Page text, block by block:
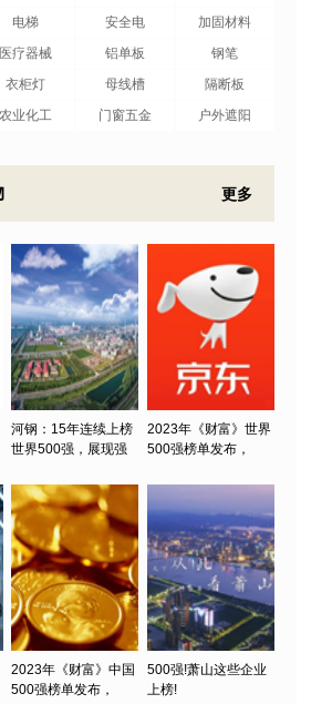
电梯 安全电
加固材料
医疗器械 铝单板
钢笔
衣柜灯 母线槽
隔断板
农业化工 门窗五金 户外遮阳
更多
河钢：15年连续上榜
世界500强，展现强
2023年《财富》世界
500强榜单发布，
2023年《财富》中国
500强榜单发布，
500强!萧山这些企业
上榜!